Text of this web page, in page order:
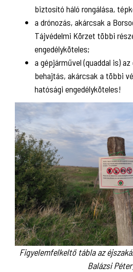
biztosító háló rongálása,
a drónozás, akárcsak a
Tájvédelmi Körzet többi
engedélyköteles;
a gépjárművel (quaddal is)
behajtás, akárcsak a többi
hatósági engedélyköteles!
Figyelemfelkeltő tábla az
Balázsi